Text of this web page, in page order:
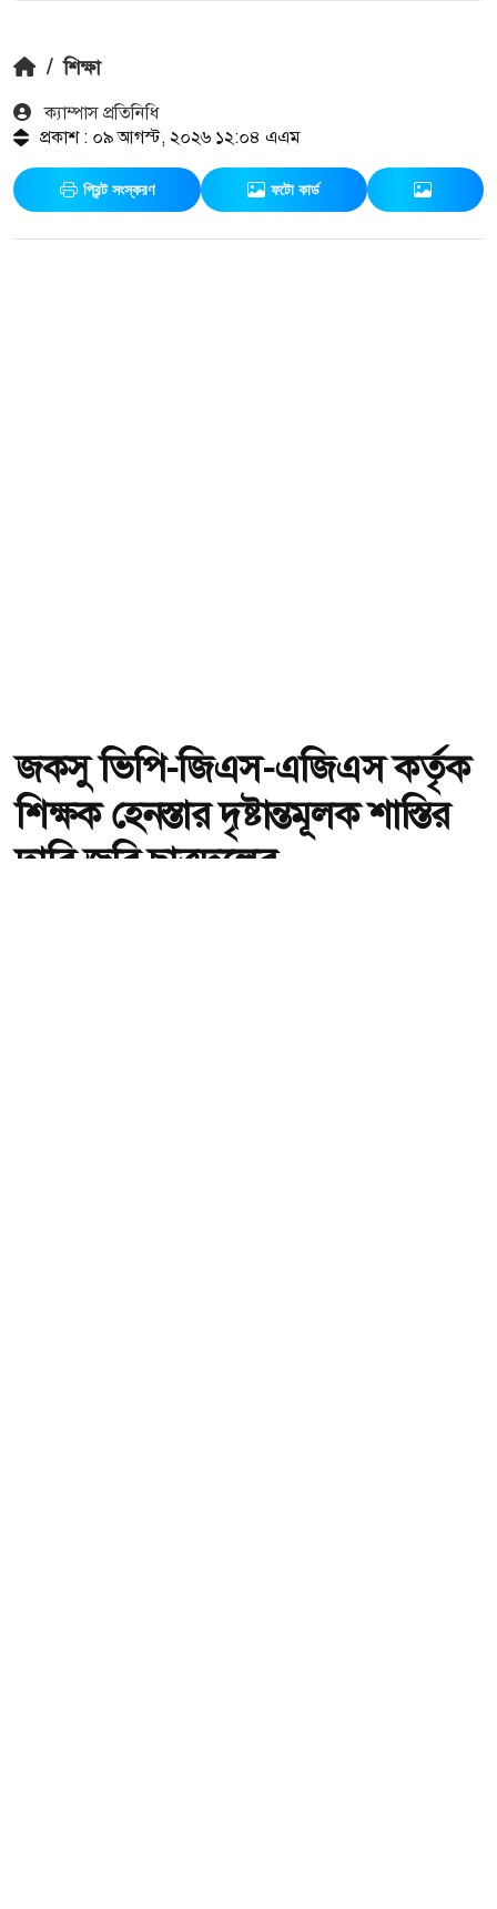
/ শিক্ষা
ক‍্যাম্পাস প্রতিনিধি
প্রকাশ : ০৯ আগস্ট, ২০২৬ ১২:০৪ এএম
প্রিন্ট সংস্করণ ফটো কার্ড
জকসু ভিপি-জিএস-এজিএস কর্তৃক
শিক্ষক হেনস্তার দৃষ্টান্তমূলক শাস্তির
দাবি জবি ছাত্রদলের